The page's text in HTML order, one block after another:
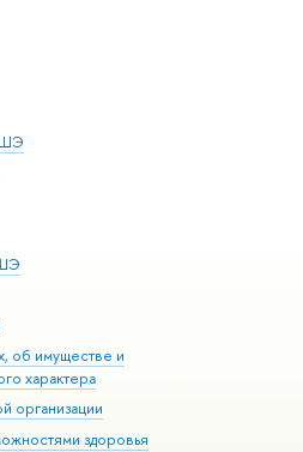
об имуществе и
характера
организации
здоровья